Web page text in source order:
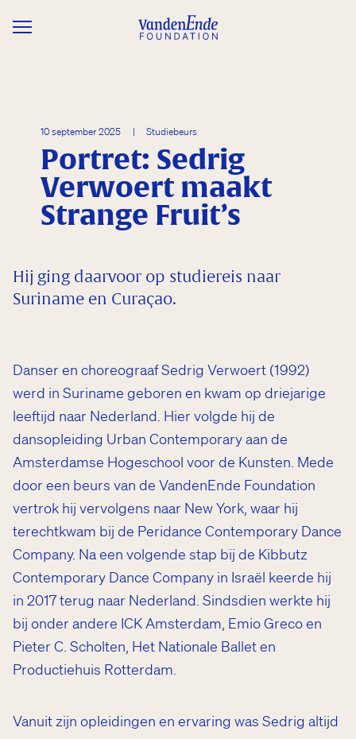
Overslaan en naar de inhoud gaan
10 september 2025 | Studiebeurs
Portret: Sedrig
Verwoert maakt
Strange Fruit’s
Hij ging daarvoor op studiereis naar
Suriname en Curaçao.
Danser en choreograaf Sedrig Verwoert (1992)
werd in Suriname geboren en kwam op driejarige
leeftijd naar Nederland. Hier volgde hij de
dansopleiding Urban Contemporary aan de
Amsterdamse Hogeschool voor de Kunsten. Mede
door een beurs van de VandenEnde Foundation
vertrok hij vervolgens naar New York, waar hij
terechtkwam bij de Peridance Contemporary Dance
Company. Na een volgende stap bij de Kibbutz
Contemporary Dance Company in Israël keerde hij
in 2017 terug naar Nederland. Sindsdien werkte hij
bij onder andere ICK Amsterdam, Emio Greco en
Pieter C. Scholten, Het Nationale Ballet en
Productiehuis Rotterdam.
Vanuit zijn opleidingen en ervaring was Sedrig altijd